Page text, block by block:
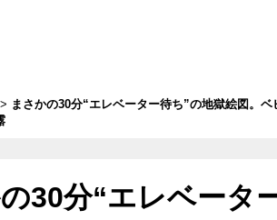
まさかの30分“エレベーター待ち”の地獄絵図。
30分“エレベータ